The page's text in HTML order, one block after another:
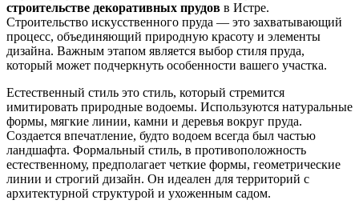
строительстве декоративных прудов в Истре.
Строительство искусственного пруда — это захватывающий
процесс, объединяющий природную красоту и элементы
дизайна. Важным этапом является выбор стиля пруда,
который может подчеркнуть особенности вашего участка.
Естественный стиль это стиль, который стремится
имитировать природные водоемы. Используются натуральные
формы, мягкие линии, камни и деревья вокруг пруда.
Создается впечатление, будто водоем всегда был частью
ландшафта. Формальный стиль, в противоположность
естественному, предполагает четкие формы, геометрические
линии и строгий дизайн. Он идеален для территорий с
архитектурной структурой и ухоженным садом.